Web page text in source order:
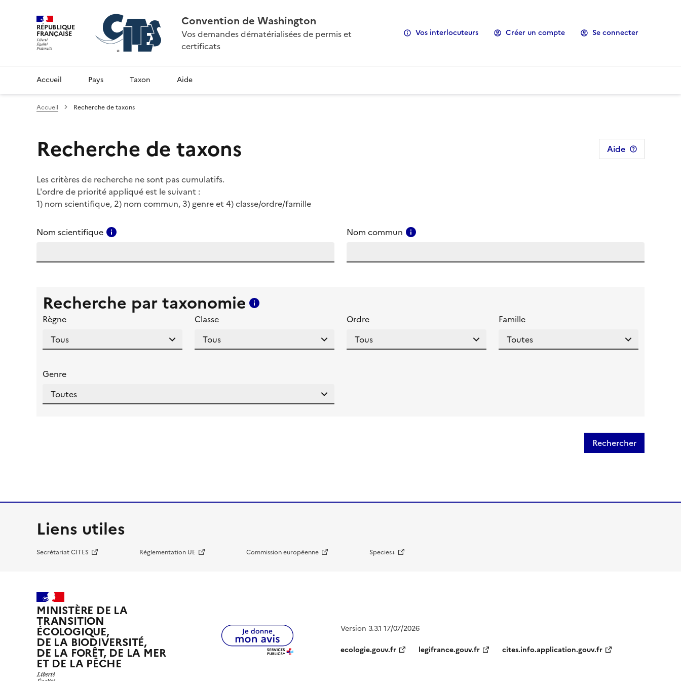
RÉPUBLIQUE
FRANÇAISE
Convention de Washington
Vos demandes dématérialisées de permis et
certificats
Vos interlocuteurs Créer un compte Se connecter
Accueil Pays Taxon Aide
Accueil Recherche de taxons
Recherche de taxons Aide
Les critères de recherche ne sont pas cumulatifs.
L'ordre de priorité appliqué est le suivant :
1) nom scientifique, 2) nom commun, 3) genre et 4) classe/ordre/famille
Nom scientifique Nom commun
Recherche par taxonomie
Règne
Classe Ordre Famille
Genre
Rechercher
Liens utiles
Secrétariat CITES Réglementation UE Commission européenne Species+
MINISTÈRE DE LA
TRANSITION
ÉCOLOGIQUE,
DE LA BIODIVERSITÉ,
DE LA FORÊT, DE LA MER
ET DE LA PÊCHE
Version 3.3.1 17/07/2026
ecologie.gouv.fr
legifrance.gouv.fr cites.info.application.gouv.fr